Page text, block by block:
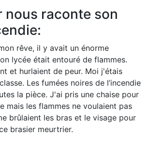
nous raconte son
rêve, il y avait un énorme
lycée était entouré de flammes.
et hurlaient de peur. Moi j'étais
Les fumées noires de l’incendie
la pièce. J'ai pris une chaise pour
mais les flammes ne voulaient pas
brûlaient les bras et le visage pour
brasier meurtrier.